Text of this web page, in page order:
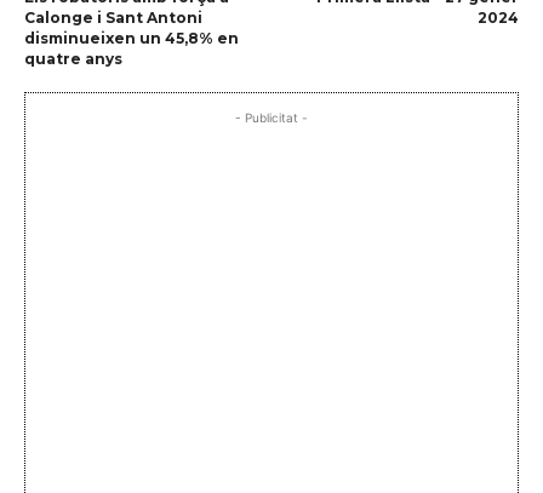
Calonge i Sant Antoni
disminueixen un 45,8% en
quatre anys
2024
- Publicitat -